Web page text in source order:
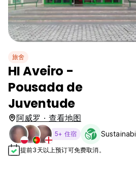
旅舍
HI Aveiro -
Pousada de
Juventude
阿威罗 · 查看地图
5+ 住宿
提前3天以上预订可免费取消。